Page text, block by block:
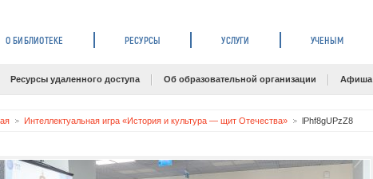
О БИБЛИОТЕКЕ РЕСУРСЫ УСЛУГИ УЧЕНЫМ
Ресурсы удаленного доступа Об образовательной организации Афиша
Интеллектуальная игра «История и культура — щит Отечества» lPhf8gUPzZ8